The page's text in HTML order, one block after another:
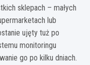
sklepach – małych
lub
ujęty tuż po
monitoringu
go po kilku dniach.